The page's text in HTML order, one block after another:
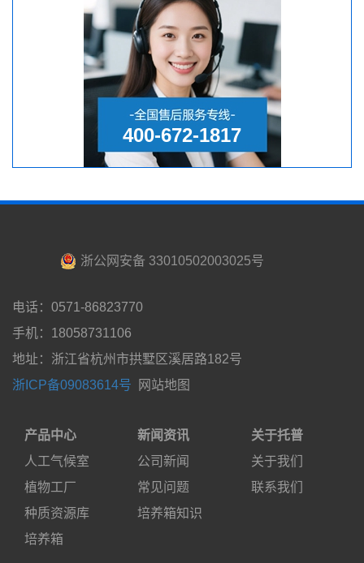
400-672-1817
浙公网安备 33010502003025号
电话：0571-86823770
手机：18058731106
地址：浙江省杭州市拱墅区溪居路182号
浙ICP备09083614号
网站地图
产品中心
人工气候室
植物工厂
种质资源库
培养箱
新闻资讯
公司新闻
常见问题
培养箱知识
关于托普
关于我们
联系我们